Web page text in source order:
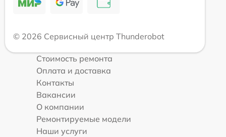
© 2026 Сервисный центр Thunderobot
Стоимость ремонта
Оплата и доставка
Контакты
Вакансии
О компании
Ремонтируемые модели
Наши услуги